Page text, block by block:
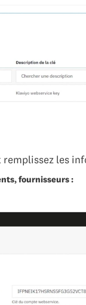
les
fournisseurs :